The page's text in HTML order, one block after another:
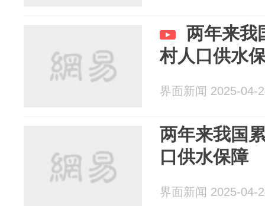
两年来我
村人口供水
界面新闻 2025-04-
两年来我国
口供水保障
界面新闻 2025-04-